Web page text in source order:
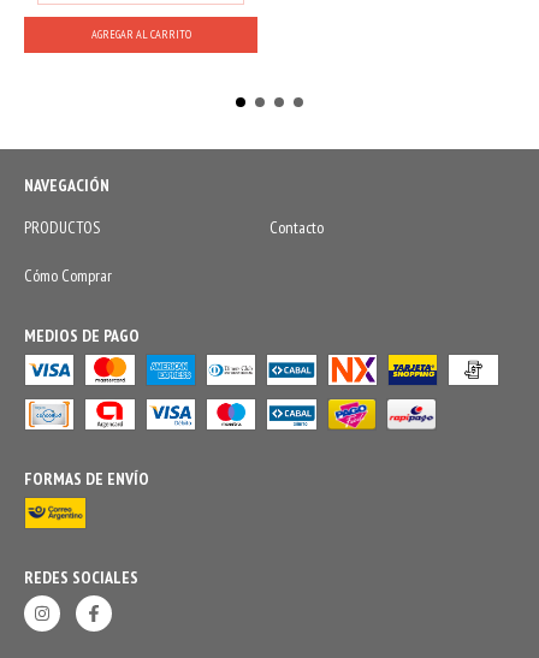
AGREGAR AL CARRITO
NAVEGACIÓN
PRODUCTOS
Contacto
Cómo Comprar
MEDIOS DE PAGO
FORMAS DE ENVÍO
REDES SOCIALES